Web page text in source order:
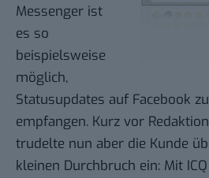
Messenger ist
es so
beispielsweise
möglich,
Statusupdates auf Facebook
empfangen. Kurz vor
trudelte nun aber die Kunde
kleinen Durchbruch ein: Mit